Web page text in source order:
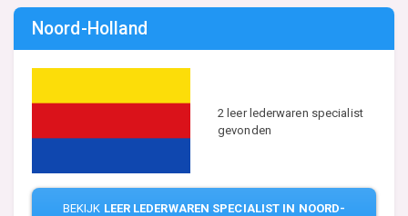
Noord-Holland
2 leer lederwaren specialist
gevonden
BEKIJK LEER LEDERWAREN SPECIALIST IN NOORD-